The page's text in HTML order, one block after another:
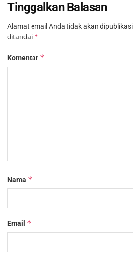
Tinggalkan Balasan
Alamat email Anda tidak akan
ditandai *
Komentar *
Nama *
Email *